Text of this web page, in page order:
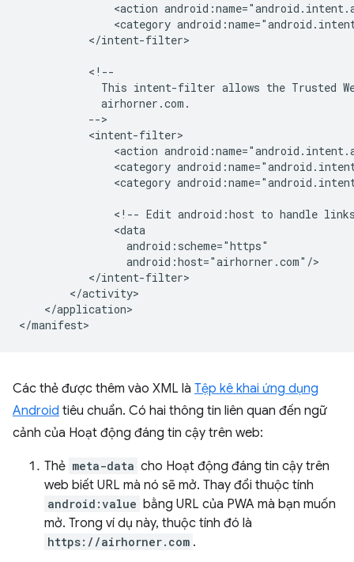
<action
<category
</intent-filter>
This intent-filter allows the Trusted
<action
<category
<category
<!-- Edit android:host to handle
</application>
Các thẻ được thêm vào XML là Tệp kê khai ứng dụng
Android tiêu chuẩn. Có hai thông tin liên quan đến ngữ
cảnh của Hoạt động đáng tin cậy trên web:
Thẻ meta-data cho Hoạt động đáng tin cậy trên
web biết URL mà nó sẽ mở. Thay đổi thuộc tính
android:value bằng URL của PWA mà bạn muốn
mở. Trong ví dụ này, thuộc tính đó là
https://airhorner.com .